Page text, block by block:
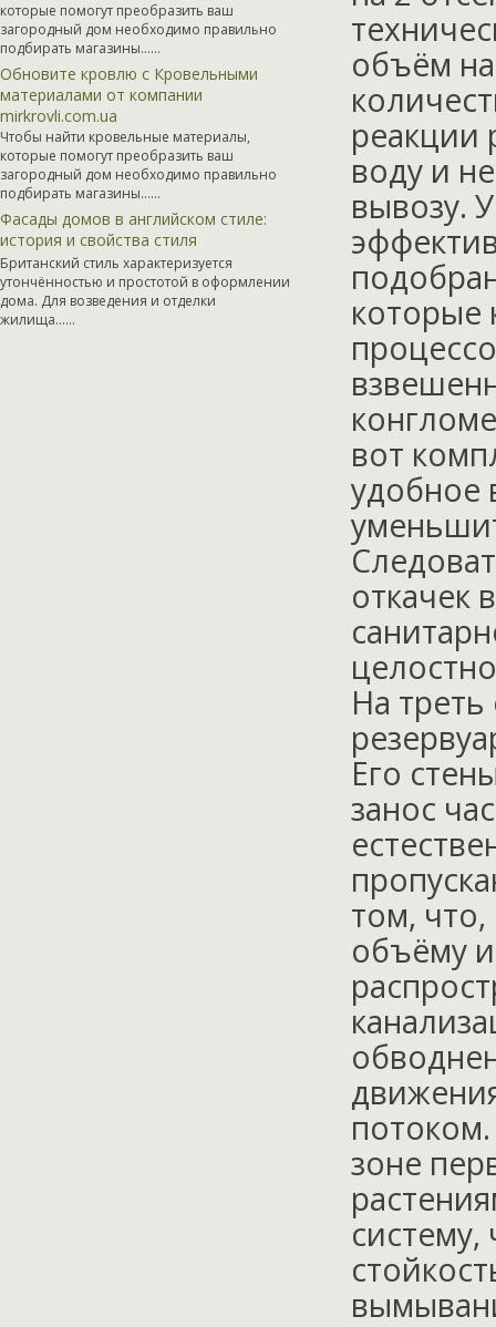
которые помогут преобразить ваш
загородный дом необходимо правильно
подбирать магазины…...
Обновите кровлю с Кровельными
материалами от компании
mirkrovli.com.ua
Чтобы найти кровельные материалы,
которые помогут преобразить ваш
загородный дом необходимо правильно
подбирать магазины…...
Фасады домов в английском стиле:
история и свойства стиля
Британский стиль характеризуется
утончённостью и простотой в оформлении
дома. Для возведения и отделки
жилища…...
объём
реакции
воду и
вывозу.
которые
вот
удобное
откачек
На
Его
занос
том,
объёму
зоне
систему,